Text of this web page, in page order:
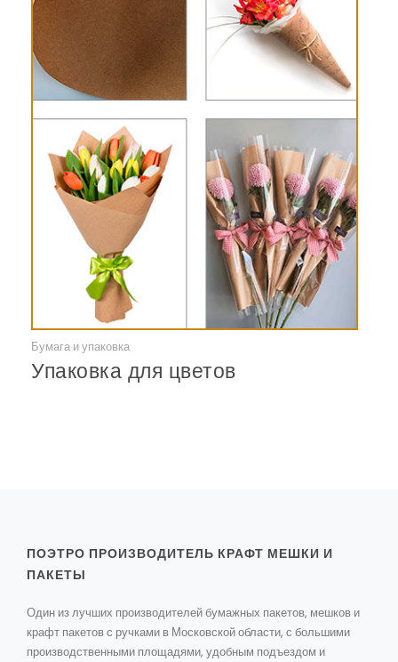
Бумага и упаковка
Упаковка для цветов
ПОЭТРО ПРОИЗВОДИТЕЛЬ КРАФТ МЕШКИ И
ПАКЕТЫ
Один из лучших производителей бумажных пакетов, мешков и
крафт пакетов с ручками в Московской области, с большими
производственными площадями, удобным подъездом и